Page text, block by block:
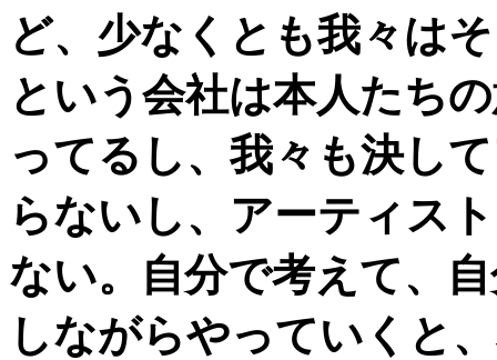
ど、少なくとも我々は
という会社は本人たち
ってるし、我々も決し
らないし、アーティス
ない。自分で考えて、
しながらやっていくと